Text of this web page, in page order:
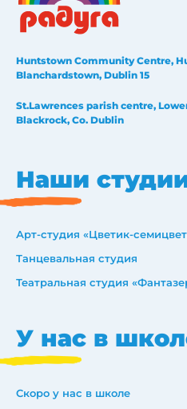
Huntstown Community Centre,
Blanchardstown, Dublin 15
St.Lawrences parish centre,
Blackrock, Co. Dublin
Наши
Арт-студия «Цветик-
Танцевальная студия
Театральная студия
У нас в
Скоро у нас в школе